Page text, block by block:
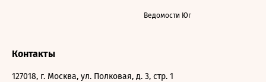
Ведомости Юг
Контакты
127018, г. Москва, ул. Полковая, д. 3, стр. 1